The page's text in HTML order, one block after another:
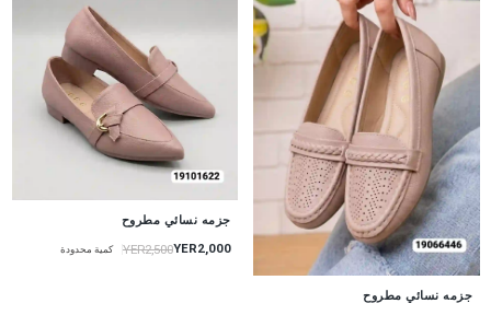
جزمه نسائي مطروح
جزمه نسائي مطروح
YER2,000
YER2,500 كمية محدودة